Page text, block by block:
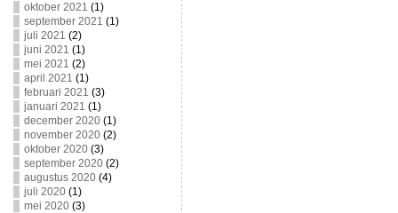
oktober 2021 (1)
september 2021 (1)
juli 2021 (2)
juni 2021 (1)
mei 2021 (2)
april 2021 (1)
februari 2021 (3)
januari 2021 (1)
december 2020(1)
november 2020(2)
oktober 2020(3)
september 2020(2)
augustus 2020(4)
juli 2020(1)
mei 2020(3)